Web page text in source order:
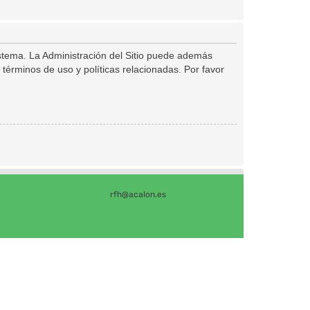
La Administración del Sitio puede además
de uso y políticas relacionadas. Por favor
rfh@acalon.es